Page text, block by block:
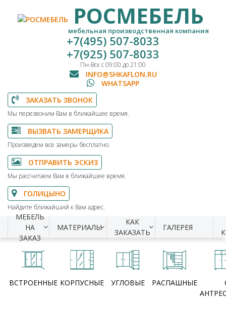
РОСМЕБЕЛЬ
мебельная производственная компания
+7(495) 507-8033
+7(925) 507-8033
Пн-Вск с 09:00 до 21:00
INFO@SHKAFLON.RU
WHATSAPP
ЗАКАЗАТЬ ЗВОНОК
Мы перезвоним Вам в ближайшее время.
ВЫЗВАТЬ ЗАМЕРЩИКА
Произведем все замеры бесплатно.
ОТПРАВИТЬ ЭСКИЗ
Мы рассчитаем Вам в ближайшее время.
ГОЛИЦЫНО
Найдите ближайший к Вам адрес.
МЕБЕЛЬ
НА
ЗАКАЗ
МАТЕРИАЛЫ
КАК
ЗАКАЗАТЬ
ГАЛЕРЕЯ
ВСТРОЕННЫЕ КОРПУСНЫЕ УГЛОВЫЕ РАСПАШНЫЕ